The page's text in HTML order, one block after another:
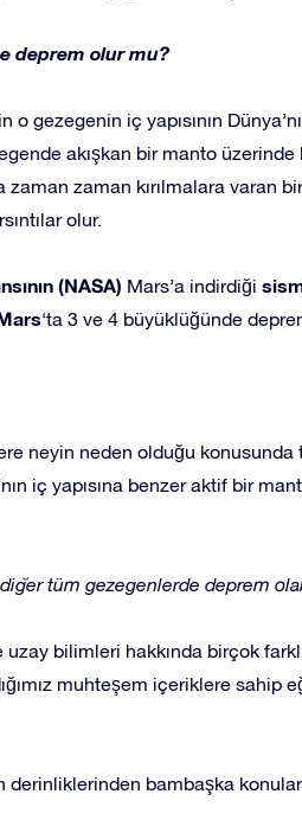
deprem olur mu?
gezegenin iç yapısının
akışkan bir manto
zaman kırılmalara varan
olur.
(NASA) Mars’a indirdiği
‘ta 3 ve 4 büyüklüğünde
neyin neden olduğu
iç yapısına benzer aktif bir
diğer tüm gezegenlerde deprem
uzay bilimleri hakkında birçok
muhteşem içeriklere sahip
derinliklerinden bambaşka